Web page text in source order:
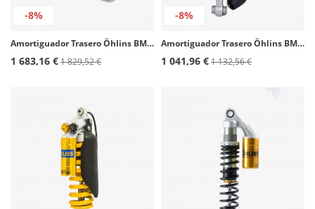
-8%
Amortiguador Trasero Öhlins BMW S 1000 RR (19-22) BM 568
1 683,16 €1 829,52 €
-8%
Amortiguador Trasero Öhlins BMW R 1150 GS (00-03) BM 940
1 041,96 €1 132,56 €